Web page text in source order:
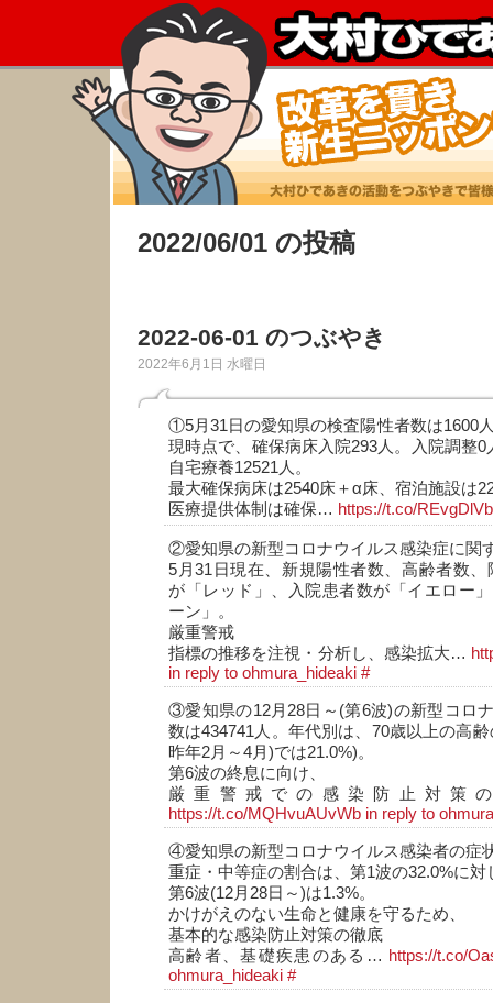
2022/06/01 の投稿
2022-06-01 のつぶやき
2022年6月1日 水曜日
①5月31日の愛知県の検査陽性者数は1600
現時点で、確保病床入院293人。入院調整0
自宅療養12521人。
最大確保病床は2540床＋α床、宿泊施設は
医療提供体制は確保… https://t.co/
②愛知県の新型コロナウイルス感染症に関
5月31日現在、新規陽性者数、高齢者数
が「レッド」、入院患者数が「イエロー
ーン」。
厳重警戒
指標の推移を注視・分析し、感染拡大…
in reply to ohmura_hideaki #
③愛知県の12月28日～(第6波)の新型コロ
数は434741人。年代別は、70歳以上の高
昨年2月～4月)では21.0%)。
第6波の終息に向け、
厳重警戒での感染防止対策
https://t.co/MQHvuAUvWb in reply to
④愛知県の新型コロナウイルス感染者の症
重症・中等症の割合は、第1波の32.0%に対
第6波(12月28日～)は1.3%。
かけがえのない生命と健康を守るため、
基本的な感染防止対策の徹底
高齢者、基礎疾患のある… https://t.co/
ohmura_hideaki #